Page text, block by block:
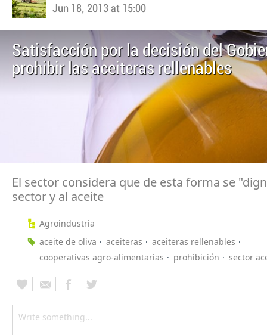
Jun 18, 2013 at 15:00
Satisfacción por la decisión del
prohibir las aceiteras rellenables
El sector considera que de esta forma se
sector y al aceite
Agroindustria
aceite de oliva
aceiteras
aceiteras rellenables
cooperativas agro-alimentarias
prohibición sector